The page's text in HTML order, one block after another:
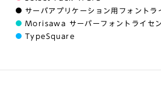
サーバアプリケーション用フォントラ
Morisawa サーバーフォントライセ
TypeSquare